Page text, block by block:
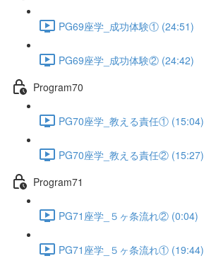
PG69座学_成功体験① (24:51)
PG69座学_成功体験② (24:42)
Program70
PG70座学_教える責任① (15:04)
PG70座学_教える責任② (15:27)
Program71
PG71座学_５ヶ条流れ② (0:04)
PG71座学_５ヶ条流れ① (19:44)